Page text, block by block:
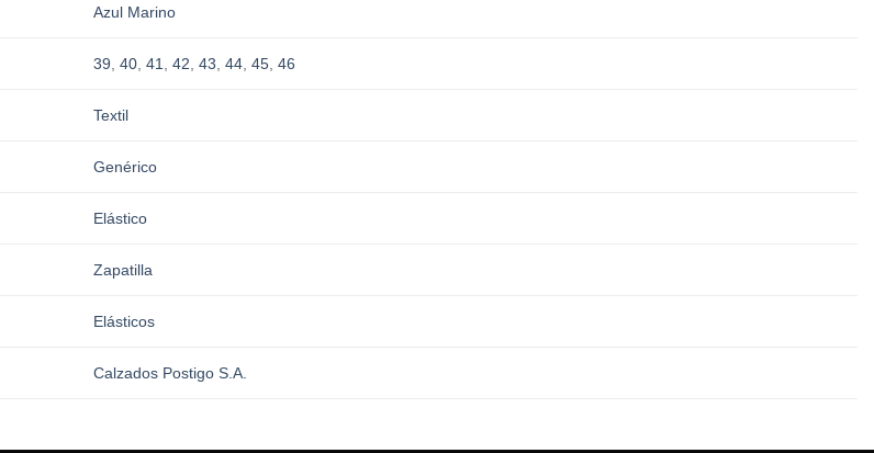
Azul Marino
39 ,40 ,41 ,42 ,43 ,44 ,45 ,46
Textil
Genérico
Elástico
Zapatilla
Elásticos
Calzados Postigo S.A.